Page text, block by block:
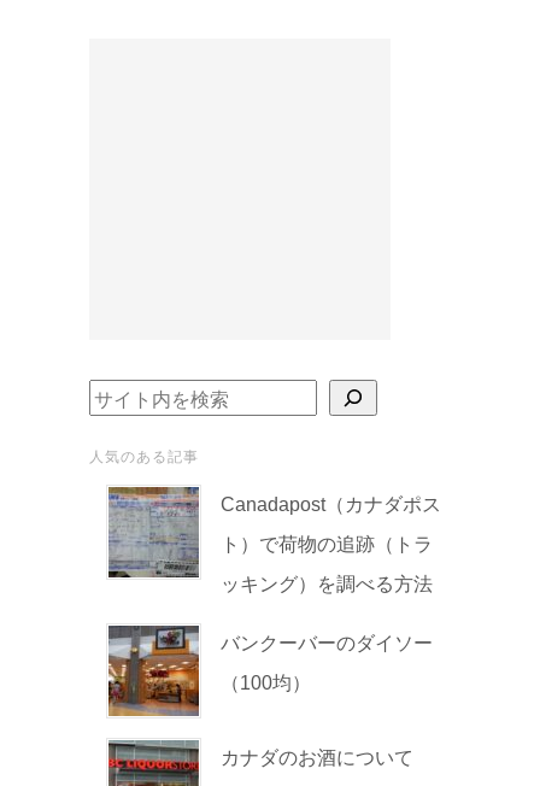
検索
人気のある記事
Canadapost（カナダポス
ト）で荷物の追跡（トラ
ッキング）を調べる方法
バンクーバーのダイソー
（100均）
カナダのお酒について